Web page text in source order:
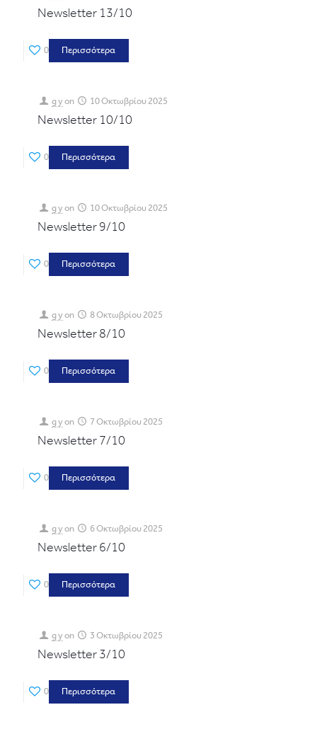
Newsletter 13/10
0 Περισσότερα
g y on 10 Οκτωβρίου 2025
Newsletter 10/10
0 Περισσότερα
g y on 10 Οκτωβρίου 2025
Newsletter 9/10
0 Περισσότερα
g y on 8 Οκτωβρίου 2025
Newsletter 8/10
0 Περισσότερα
g y on 7 Οκτωβρίου 2025
Newsletter 7/10
0 Περισσότερα
g y on 6 Οκτωβρίου 2025
Newsletter 6/10
0 Περισσότερα
g y on 3 Οκτωβρίου 2025
Newsletter 3/10
0 Περισσότερα